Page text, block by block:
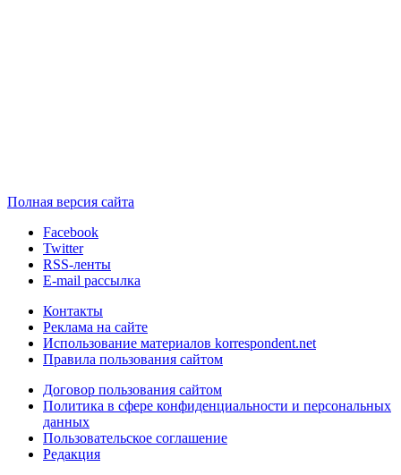
Полная версия сайта
Facebook
Twitter
RSS-ленты
E-mail рассылка
Контакты
Реклама на сайте
Использование материалов korrespondent.net
Правила пользования сайтом
Договор пользования сайтом
Политика в сфере конфиденциальности и персональных
данных
Пользовательское соглашение
Редакция